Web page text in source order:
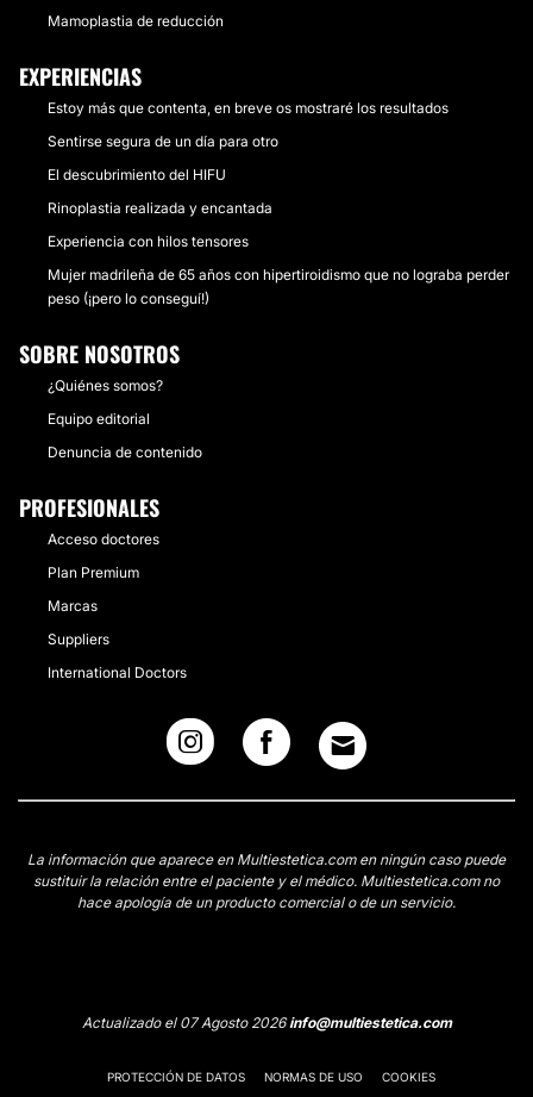
Mamoplastia de reducción
EXPERIENCIAS
Estoy más que contenta, en breve os mostraré los resultados
Sentirse segura de un día para otro
El descubrimiento del HIFU
Rinoplastia realizada y encantada
Experiencia con hilos tensores
Mujer madrileña de 65 años con hipertiroidismo que no lograba perder
peso (¡pero lo conseguí!)
SOBRE NOSOTROS
¿Quiénes somos?
Equipo editorial
Denuncia de contenido
PROFESIONALES
Acceso doctores
Plan Premium
Marcas
Suppliers
International Doctors
La información que aparece en Multiestetica.com en ningún caso puede
sustituir la relación entre el paciente y el médico. Multiestetica.com no
hace apología de un producto comercial o de un servicio.
Actualizado el 07 Agosto 2026info@multiestetica.com
PROTECCIÓN DE DATOS NORMAS DE USO COOKIES